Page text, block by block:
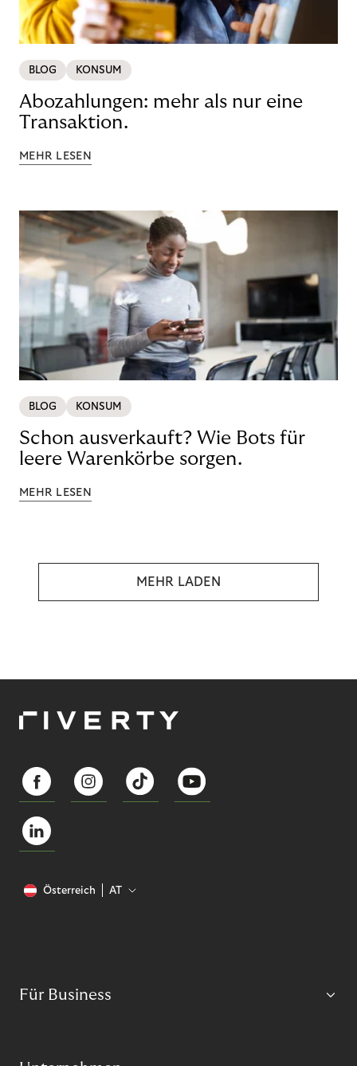
BLOG KONSUM
Abozahlungen: mehr als nur eine
Transaktion.
MEHR LESEN
BLOG KONSUM
Schon ausverkauft? Wie Bots für
leere Warenkörbe sorgen.
MEHR LESEN
MEHR LADEN
Österreich AT
Für Business